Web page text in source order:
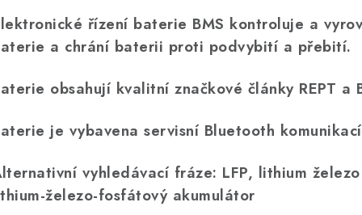
řízení baterie BMS kontroluje a
a chrání baterii proti podvybití a přebití.
obsahují kvalitní značkové články REPT a
je vybavena servisní Bluetooth
vyhledávací fráze: LFP, lithium
železo-fosfátový akumulátor